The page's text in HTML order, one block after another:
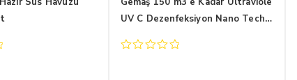
UV C Dezenfeksiyon Nano Tech